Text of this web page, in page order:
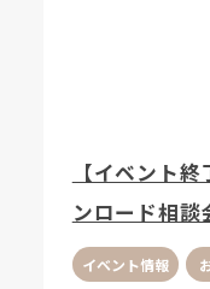
【イベント
ンロード相談
イベント情報